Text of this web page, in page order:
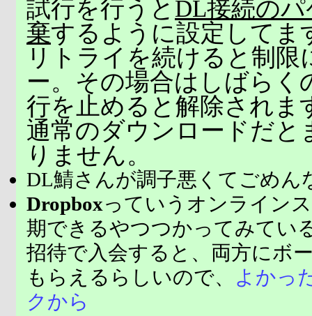
試行を行うと DL接続の
棄するように設定してま
リトライを続けると制限
ー。その場合はしばらく
行を止めると解除されま
通常のダウンロードだと
りません。
DL鯖さんが調子悪くてごめん
Dropboxっていうオンライン
期できるやつつかってみてい
招待で入会すると、両方にボ
もらえるらしいので、
よかっ
クから